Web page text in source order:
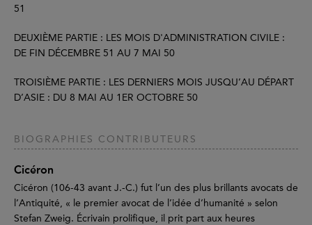
51
DEUXIÈME PARTIE : LES MOIS D'ADMINISTRATION CIVILE :
DE FIN DÉCEMBRE 51 AU 7 MAI 50
TROISIÈME PARTIE : LES DERNIERS MOIS JUSQU’AU DÉPART
D’ASIE : DU 8 MAI AU 1ER OCTOBRE 50
BIOGRAPHIES CONTRIBUTEURS
Cicéron
Cicéron (106-43 avant J.-C.) fut l’un des plus brillants avocats de
l’Antiquité, « le premier avocat de l’idée d’humanité » selon
Stefan Zweig. Écrivain prolifique, il prit part aux heures